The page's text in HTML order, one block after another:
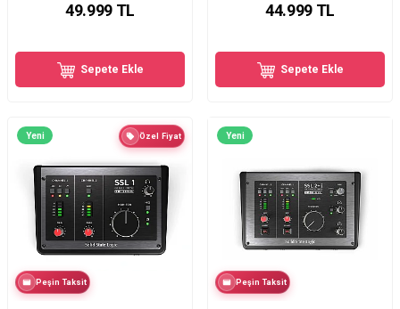
49.999TL
Sepete Ekle
44.999TL
Sepete Ekle
Yeni Özel Fiyat
Peşin Taksit
Yeni
Peşin Taksit